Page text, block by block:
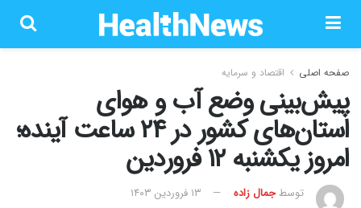
صفحه اصلی اقتصاد و سرمایه
پیش‌بینی وضع آب و هوای
استان‌های کشور در ۲۴ ساعت آینده؛
امروز یکشنبه ۱۲ فروردین
توسطجمال زاده
۱۳ فروردین ۱۴۰۳